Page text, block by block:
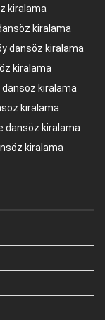
kiralama
kiralama
dansöz kiralama
kiralama
dansöz kiralama
kiralama
dansöz kiralama
kiralama